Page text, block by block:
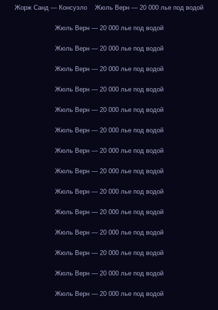
Жорж Санд — Консуэло Жюль Верн — 20 000 лье под водой
Жюль Верн — 20 000 лье под водой
Жюль Верн — 20 000 лье под водой
Жюль Верн — 20 000 лье под водой
Жюль Верн — 20 000 лье под водой
Жюль Верн — 20 000 лье под водой
Жюль Верн — 20 000 лье под водой
Жюль Верн — 20 000 лье под водой
Жюль Верн — 20 000 лье под водой
Жюль Верн — 20 000 лье под водой
Жюль Верн — 20 000 лье под водой
Жюль Верн — 20 000 лье под водой
Жюль Верн — 20 000 лье под водой
Жюль Верн — 20 000 лье под водой
Жюль Верн — 20 000 лье под водой